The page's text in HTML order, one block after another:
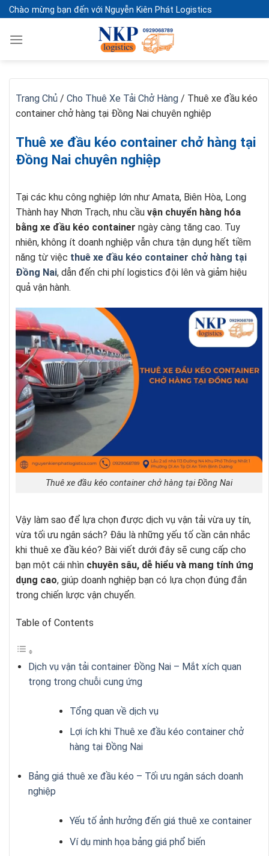
Skip
to
content
Chào mừng bạn đến với Nguyễn Kiên Phát Logistics
Trang Chủ / Cho Thuê Xe Tải Chở Hàng / Thuê xe đầu kéo
container chở hàng tại Đồng Nai chuyên nghiệp
Thuê xe đầu kéo container chở hàng tại
Đồng Nai chuyên nghiệp
Tại các khu công nghiệp lớn như Amata, Biên Hòa, Long
Thành hay Nhơn Trạch, nhu cầu vận chuyển hàng hóa
bằng xe đầu kéo container ngày càng tăng cao. Tuy
nhiên, không ít doanh nghiệp vẫn chưa tận dụng hết tiềm
năng từ việc thuê xe đầu kéo container chở hàng tại
Đồng Nai, dẫn đến chi phí logistics đội lên và giảm hiệu
quả vận hành.
Thuê xe đầu kéo container chở hàng tại Đồng Nai
Vậy làm sao để lựa chọn được dịch vụ vận tải vừa uy tín,
vừa tối ưu ngân sách? Đâu là những yếu tố cần cân nhắc
khi thuê xe đầu kéo? Bài viết dưới đây sẽ cung cấp cho
bạn một cái nhìn chuyên sâu, dễ hiểu và mang tính ứng
dụng cao, giúp doanh nghiệp bạn có lựa chọn đúng đắn
trong chiến lược vận chuyển.
Table of Contents
Dịch vụ vận tải container Đồng Nai – Mắt xích quan
trọng trong chuỗi cung ứng
Tổng quan về dịch vụ
Lợi ích khi Thuê xe đầu kéo container chở
hàng tại Đồng Nai
Bảng giá thuê xe đầu kéo – Tối ưu ngân sách doanh
nghiệp
Yếu tố ảnh hưởng đến giá thuê xe container
Ví dụ minh họa bảng giá phổ biến